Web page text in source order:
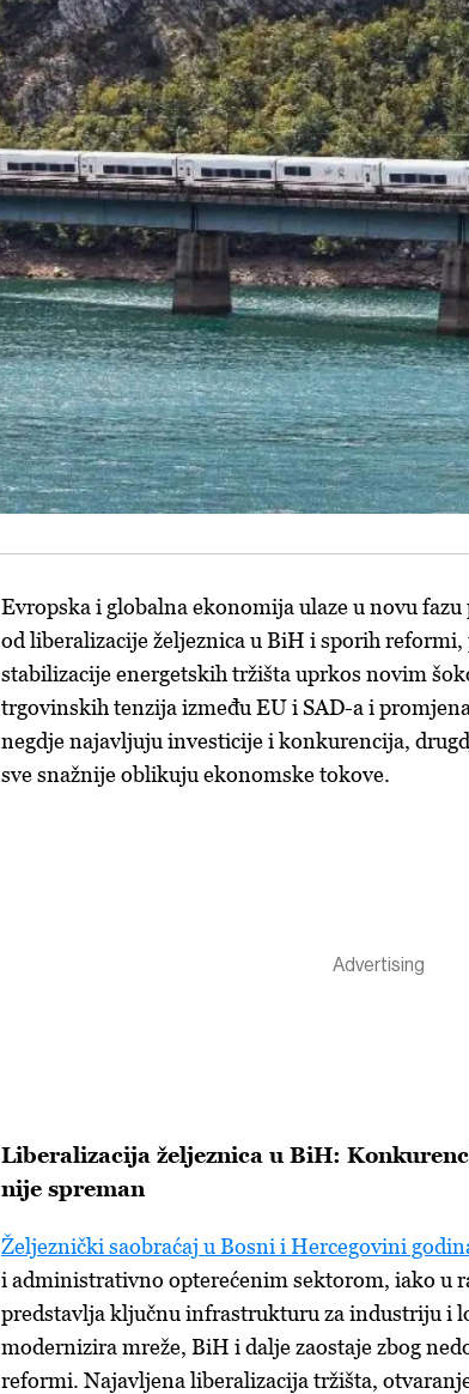
Evropska i globalna ekonomija ulaze u novu
od liberalizacije željeznica u BiH i sporih reformi,
stabilizacije energetskih tržišta uprkos novim
trgovinskih tenzija između EU i SAD-a i
negdje najavljuju investicije i konkurencija,
sve snažnije oblikuju ekonomske tokove.
Liberalizacija željeznica u BiH:
nije spreman
Željeznički saobraćaj u Bosni i Hercegovini
i administrativno opterećenim sektorom, iako u
predstavlja ključnu infrastrukturu za industriju i
modernizira mreže, BiH i dalje zaostaje zbog
reformi. Najavljena liberalizacija tržišta,